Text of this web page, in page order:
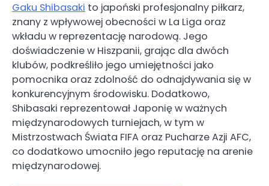
Gaku Shibasaki to japoński profesjonalny piłkarz,
znany z wpływowej obecności w La Liga oraz
wkładu w reprezentację narodową. Jego
doświadczenie w Hiszpanii, grając dla dwóch
klubów, podkreśliło jego umiejętności jako
pomocnika oraz zdolność do odnajdywania się w
konkurencyjnym środowisku. Dodatkowo,
Shibasaki reprezentował Japonię w ważnych
międzynarodowych turniejach, w tym w
Mistrzostwach Świata FIFA oraz Pucharze Azji AFC,
co dodatkowo umocniło jego reputację na arenie
międzynarodowej.